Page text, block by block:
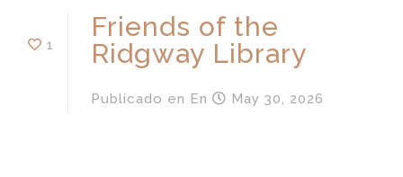
1
Friends of the
Ridgway Library
Publicado en En May 30, 2026